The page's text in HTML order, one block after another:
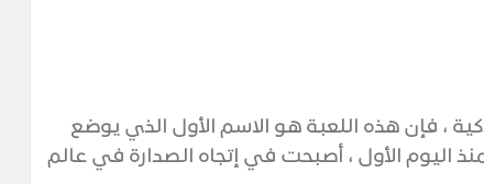
، فإن هذه اللعبة هو الاسم الأول الذي يوضع
، حيث تم إطلاقها رسميًا في 9 فبراير 2018 ، ومنذ اليوم الأول ، أصبحت في إتجاه الصدارة في عالم